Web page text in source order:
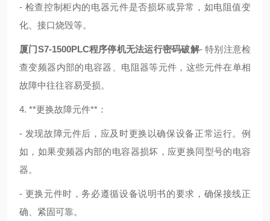
- 检查控制柜内的电器元件是否损坏或异常，如电阻值变
化、接口烧毁等。
厦门S7-1500PLC程序停机无法运行密码破解- 特别注意检
查变频器内部的电容器、电阻器等元件，这些元件在单相
故障中往往容易受损。
4. **更换故障元件**：
- 发现故障元件后，应及时更换以确保设备正常运行。例
如，如果变频器内部的电容器损坏，应更换同型号的电容
器。
- 更换元件时，务必遵循设备说明书的要求，确保接线正
确、紧固可靠。